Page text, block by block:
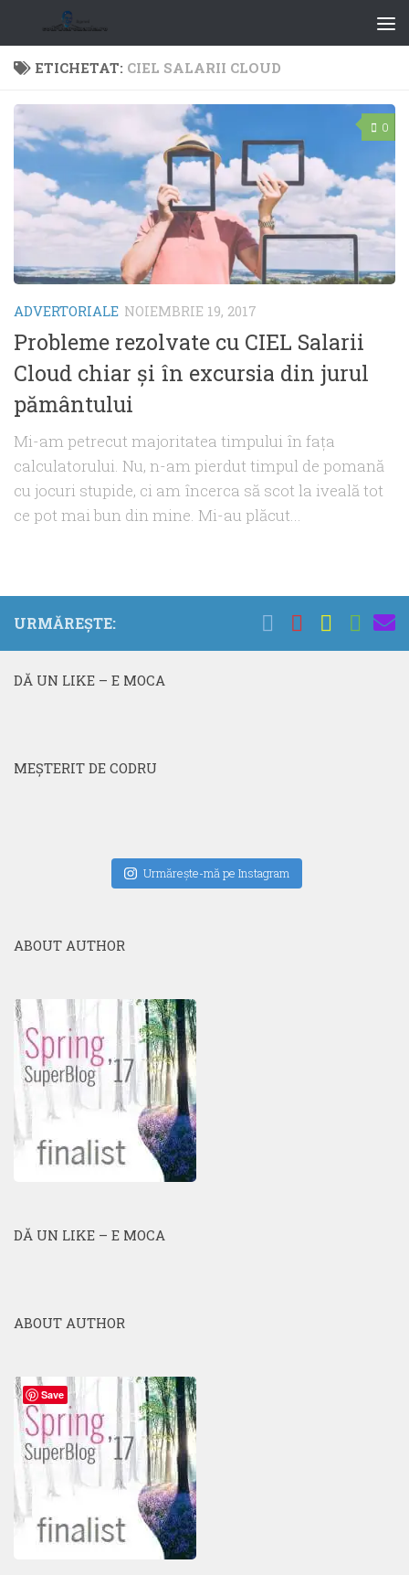
ETICHETAT: CIEL SALARII CLOUD
0
ADVERTORIALE NOIEMBRIE 19, 2017
Probleme rezolvate cu CIEL Salarii
Cloud chiar şi în excursia din jurul
pământului
Mi-am petrecut majoritatea timpului în faţa
calculatorului. Nu, n-am pierdut timpul de pomană
cu jocuri stupide, ci am încerca să scot la iveală tot
ce pot mai bun din mine. Mi-au plăcut...
URMĂREȘTE:
DĂ UN LIKE – E MOCA
MEŞTERIT DE CODRU
Urmăreşte-mă pe Instagram
ABOUT AUTHOR
DĂ UN LIKE – E MOCA
ABOUT AUTHOR
Save